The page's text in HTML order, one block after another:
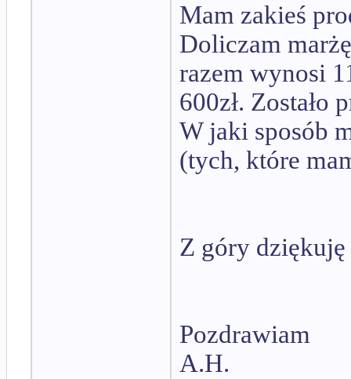
Mam zakieś
Doliczam
razem wynosi
600zł. Zostało
W jaki sposób
(tych, które
Z góry
Pozdrawiam
A.H.